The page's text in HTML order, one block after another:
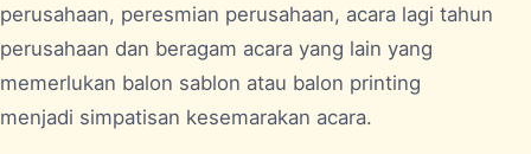
perusahaan, peresmian perusahaan, acara lagi tahun
perusahaan dan beragam acara yang lain yang
memerlukan balon sablon atau balon printing
menjadi simpatisan kesemarakan acara.